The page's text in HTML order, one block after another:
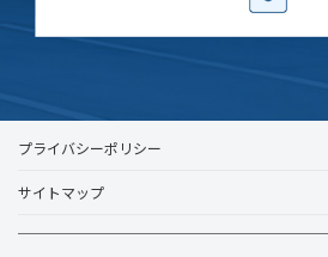
プライバシーポリシー
サイトマップ